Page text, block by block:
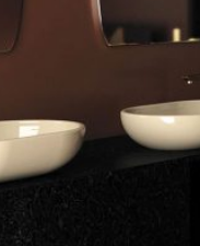
فروش تجهیزات بهداشتی لوکس در
بلاگ